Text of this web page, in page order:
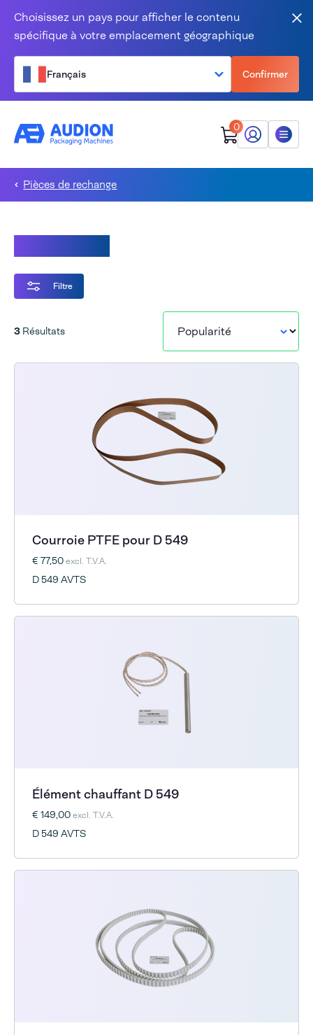
Choisissez un pays pour afficher le contenu
spécifique à votre emplacement géographique
Français Confirmer
0
Mon Audion
Menu
Pièces de rechange
Filtre
3 Résultats
Courroie PTFE pour D 549
€ 77,50excl. T.V.A.
D 549 AVTS
Élément chauffant D 549
€ 149,00excl. T.V.A.
D 549 AVTS